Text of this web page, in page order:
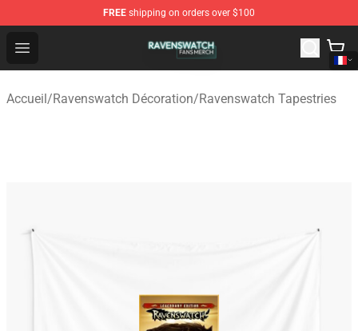
FREE shipping on orders over $100
Open menu
Ravenswatch Shop - Official Ravenswatch Merchandise
Accueil/Ravenswatch Décoration/Ravenswatch Tapestries